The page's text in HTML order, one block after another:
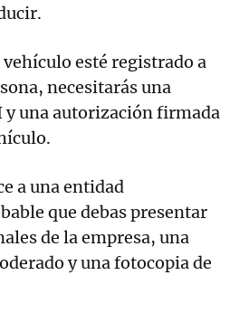
vehículo esté registrado a
necesitarás una
y una autorización firmada
a una entidad
que debas presentar
de la empresa, una
y una fotocopia de